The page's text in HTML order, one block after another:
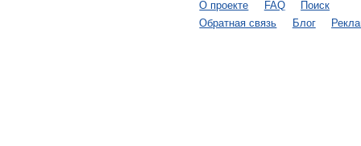
О проекте FAQ
Поиск
Обратная связь
Блог